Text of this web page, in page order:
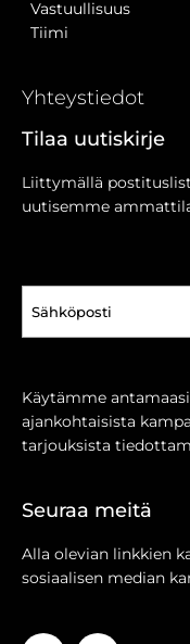
Vastuullisuus
Tiimi
Yhteystiedot
Tilaa uutiskirje
Liittymällä
uutisemme
(Pakollinen)
Käytämme
ajankohtaisista
tarjouksista
Seuraa meitä
Alla olevian linkkien
sosiaalisen median